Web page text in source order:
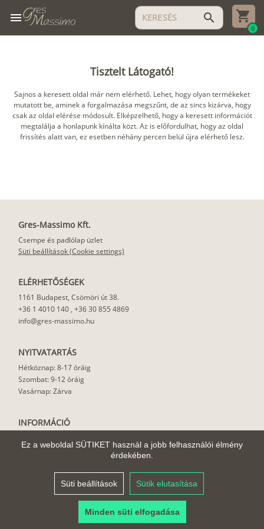
Ez a weboldal SÜTIKET használ a jobb felhasználói élmény
érdekében.
Süti beállítások Sütik elutasítása
Minden süti elfogadása
menu search
0
Tisztelt Látogató!
Sajnos a keresett oldal már nem elérhető. Lehet, hogy olyan termékeket
mutatott be, aminek a forgalmazása megszűnt, de az sincs kizárva, hogy
csak az oldal elérése módosult. Elképzelhető, hogy a keresett információt
megtalálja a honlapunk kínálta közt. Az is előfordulhat, hogy az oldal
frissítés alatt van, ez esetben néhány percen belül újra elérhető lesz.
Gres-Massimo Kft.
Csempe és padlólap üzlet
Süti beállítások (Cookie settings)
ELÉRHETŐSÉGEK
1161 Budapest, Csömöri út 38.
+36 1 4010 140 , +36 30 855 4869
info@gres-massimo.hu
NYITVATARTÁS
Hétköznap: 8-17 óráig
Szombat: 9-12 óráig
Vasárnap: Zárva
INFORMÁCIÓ
Felhasználási javaslat